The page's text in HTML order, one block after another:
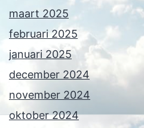
maart 2025
februari 2025
januari 2025
december 2024
november 2024
oktober 2024